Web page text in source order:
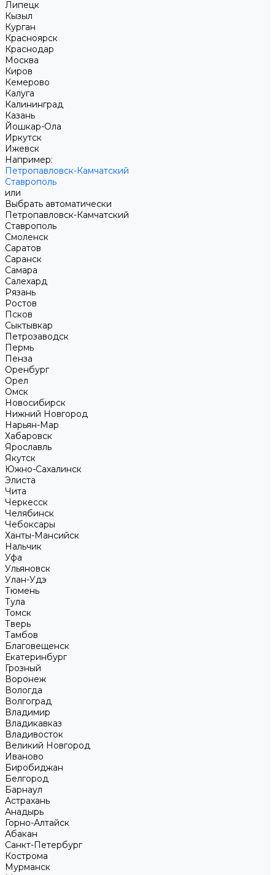
Липецк
Кызыл
Курган
Красноярск
Краснодар
Москва
Киров
Кемерово
Калуга
Калининград
Казань
Йошкар-Ола
Иркутск
Ижевск
Например:
Петропавловск-Камчатский
Ставрополь
или
Выбрать автоматически
Петропавловск-Камчатский
Ставрополь
Смоленск
Саратов
Саранск
Самара
Салехард
Рязань
Ростов
Псков
Сыктывкар
Петрозаводск
Пермь
Пенза
Оренбург
Орел
Омск
Новосибирск
Нижний Новгород
Нарьян-Мар
Хабаровск
Ярославль
Якутск
Южно-Сахалинск
Элиста
Чита
Черкесск
Челябинск
Чебоксары
Ханты-Мансийск
Нальчик
Уфа
Ульяновск
Улан-Удэ
Тюмень
Тула
Томск
Тверь
Тамбов
Благовещенск
Екатеринбург
Грозный
Воронеж
Вологда
Волгоград
Владимир
Владикавказ
Владивосток
Великий Новгород
Иваново
Биробиджан
Белгород
Барнаул
Астрахань
Анадырь
Горно-Алтайск
Абакан
Санкт-Петербург
Кострома
Мурманск